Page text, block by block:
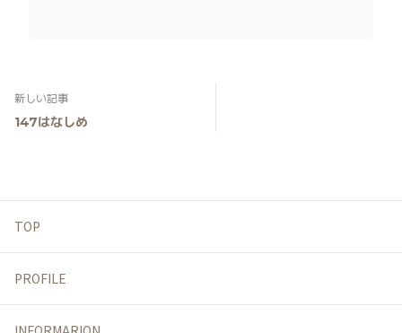
新しい記事
147はなしめ
TOP
PROFILE